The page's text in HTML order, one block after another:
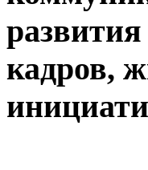
кадров,